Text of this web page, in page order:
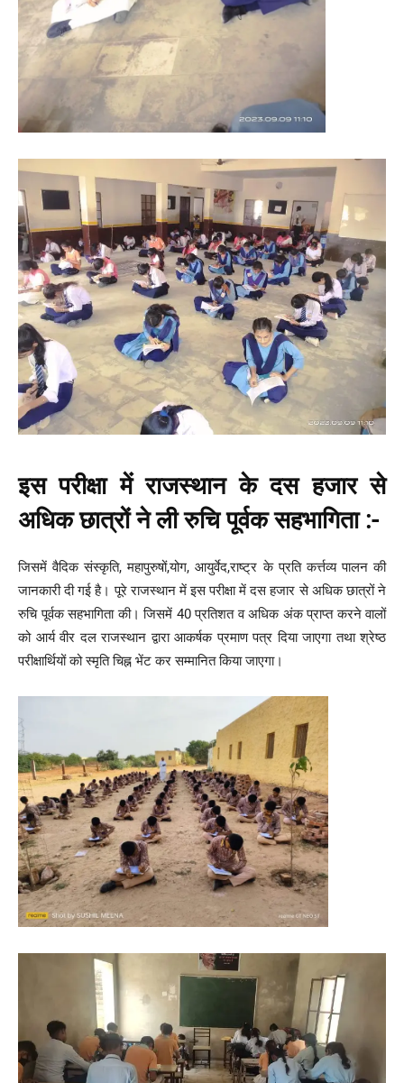
इस परीक्षा में राजस्थान के दस हजार से
अधिक छात्रों ने ली रुचि पूर्वक सहभागिता :-
जिसमें वैदिक संस्कृति, महापुरुषों,योग, आयुर्वेद,राष्ट्र के प्रति कर्त्तव्य पालन की
जानकारी दी गई है। पूरे राजस्थान में इस परीक्षा में दस हजार से अधिक छात्रों ने
रुचि पूर्वक सहभागिता की। जिसमें 40 प्रतिशत व अधिक अंक प्राप्त करने वालों
को आर्य वीर दल राजस्थान द्वारा आकर्षक प्रमाण पत्र दिया जाएगा तथा श्रेष्ठ
परीक्षार्थियों को स्मृति चिह्न भेंट कर सम्मानित किया जाएगा।